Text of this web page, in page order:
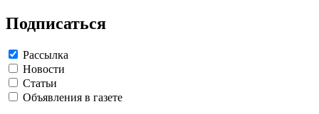
Подписаться
Рассылка
Новости
Статьи
Объявления в газете